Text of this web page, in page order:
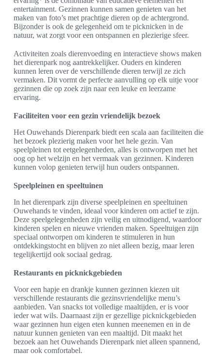
entertainment. Gezinnen kunnen samen genieten van het
maken van foto’s met prachtige dieren op de achtergrond.
Bijzonder is ook de gelegenheid om te picknicken in de
natuur, wat zorgt voor een ontspannen en plezierige sfeer.
Activiteiten zoals dierenvoeding en interactieve shows maken
het dierenpark nog aantrekkelijker. Ouders en kinderen
kunnen leren over de verschillende dieren terwijl ze zich
vermaken. Dit vormt de perfecte aanvulling op elk uitje voor
gezinnen die op zoek zijn naar een leuke en leerzame
ervaring.
Faciliteiten voor een gezin vriendelijk bezoek
Het Ouwehands Dierenpark biedt een scala aan faciliteiten die
het bezoek plezierig maken voor het hele gezin. Van
speelpleinen tot eetgelegenheden, alles is ontworpen met het
oog op het welzijn en het vermaak van gezinnen. Kinderen
kunnen volop genieten terwijl hun ouders ontspannen.
Speelpleinen en speeltuinen
In het dierenpark zijn diverse speelpleinen en speeltuinen
Ouwehands te vinden, ideaal voor kinderen om actief te zijn.
Deze speelgelegenheden zijn veilig en uitnodigend, waardoor
kinderen spelen en nieuwe vrienden maken. Speeltuigen zijn
speciaal ontworpen om kinderen te stimuleren in hun
ontdekkingstocht en blijven zo niet alleen bezig, maar leren
tegelijkertijd ook sociaal gedrag.
Restaurants en picknickgebieden
Voor een hapje en drankje kunnen gezinnen kiezen uit
verschillende restaurants die gezinsvriendelijke menu’s
aanbieden. Van snacks tot volledige maaltijden, er is voor
ieder wat wils. Daarnaast zijn er gezellige picknickgebieden
waar gezinnen hun eigen eten kunnen meenemen en in de
natuur kunnen genieten van een maaltijd. Dit maakt het
bezoek aan het Ouwehands Dierenpark niet alleen spannend,
maar ook comfortabel.